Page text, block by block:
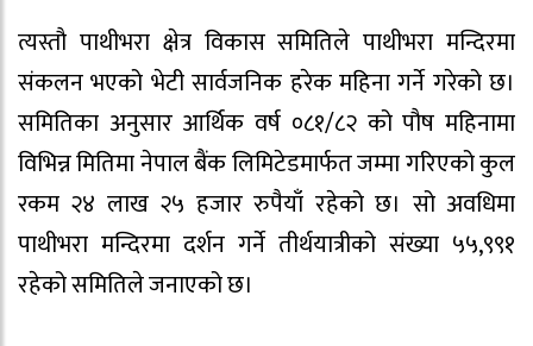
त्यस्तौ पाथीभरा क्षेत्र विकास समितिले पाथीभरा मन्दिरमा
संकलन भएको भेटी सार्वजनिक हरेक महिना गर्ने गरेको छ।
समितिका अनुसार आर्थिक वर्ष ०८१/८२ को पौष महिनामा
विभिन्न मितिमा नेपाल बैंक लिमिटेडमार्फत जम्मा गरिएको कुल
रकम २४ लाख २५ हजार रुपैयाँ रहेको छ। सो अवधिमा
पाथीभरा मन्दिरमा दर्शन गर्ने तीर्थयात्रीको संख्या ५५,९९१
रहेको समितिले जनाएको छ।